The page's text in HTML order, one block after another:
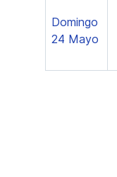
Domingo
24 Mayo